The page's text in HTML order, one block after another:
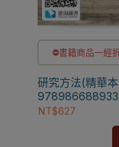
⛔書籍商品一經
✅訂購數量5本
研究方法(精華
NT$627